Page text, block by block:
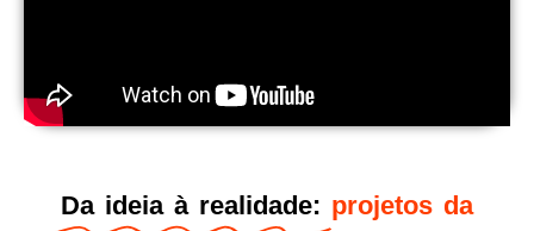
Da ideia à realidade: projetos da